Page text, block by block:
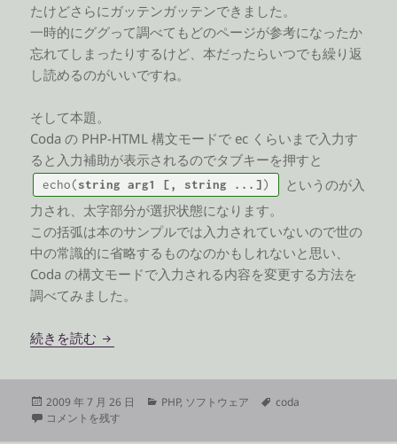
たけどさらにガッテンガッテンできました。
一時的にググって調べてもどのページが参考になったか
忘れてしまったりするけど、本だったらいつでも繰り返
し読めるのがいいですね。
そして本題。
Coda の PHP-HTML 構文モードで ec くらいまで入力す
ると入力補助が表示されるのでタブキーを押すと
echo(string arg1 [, string ...])
というのが入
力され、太字部分が選択状態になります。
この括弧は本のサンプルでは入力されていないので世の
中の常識的に省略するものなのかもしれないと思い、
Coda の構文モードで入力される内容を変更する方法を
調べてみました。
続きを読む Coda の構文モードを編集する
投
稿
2009 年 7 月 26 日
カ
PHP, ソフトウェア
タ
coda
Coda の構文モードを編集する に
コメントを残す